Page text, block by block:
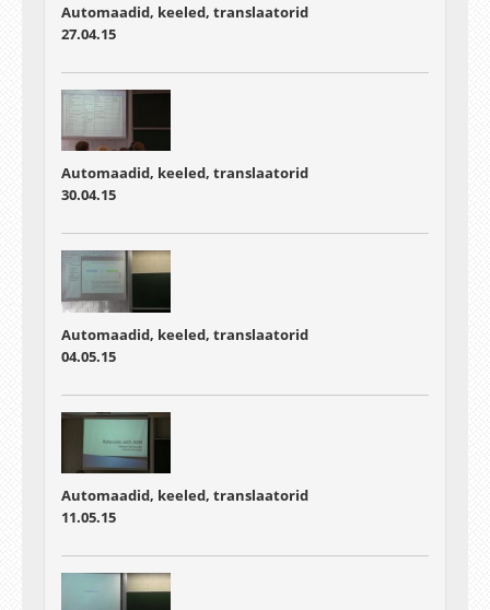
Automaadid, keeled, translaatorid
27.04.15
Automaadid, keeled, translaatorid
30.04.15
Automaadid, keeled, translaatorid
04.05.15
Automaadid, keeled, translaatorid
11.05.15